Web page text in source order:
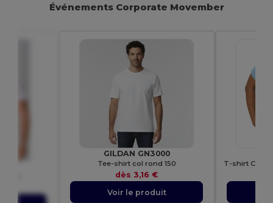
Événements Corporate Movember
GILDAN GN3000
Tee-shirt col rond 150
dès 3,16 €
Voir le produit